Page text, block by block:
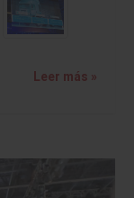
Leer más »